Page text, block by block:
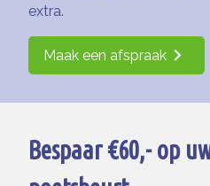
extra.
Maak een afspraak
Bespaar €60,- op